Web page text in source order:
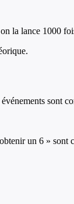
la lance 1000
un 6 » sont